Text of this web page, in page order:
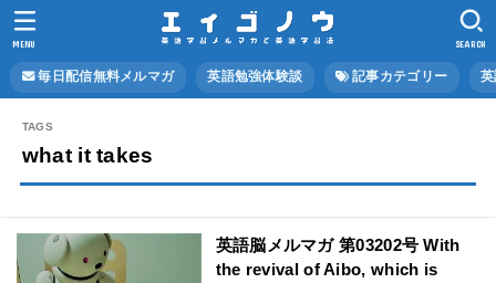
毎日配信無料メルマガ 英語勉強体験談 記事カテゴリー
SEARCH
MENU
what it takes
英語脳メルマガ 第03202号 With
the revival of Aibo, which is